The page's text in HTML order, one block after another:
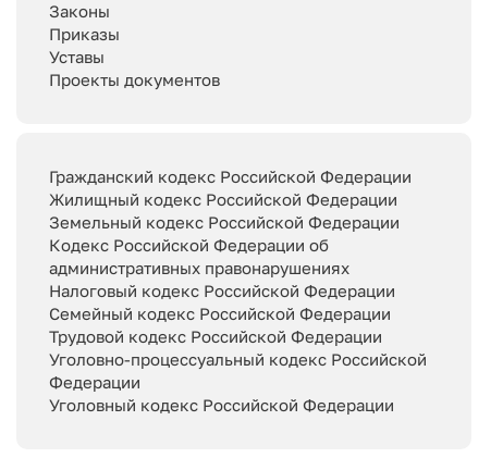
Законы
Приказы
Уставы
Проекты документов
Гражданский кодекс Российской Федерации
Жилищный кодекс Российской Федерации
Земельный кодекс Российской Федерации
Кодекс Российской Федерации об
административных правонарушениях
Налоговый кодекс Российской Федерации
Семейный кодекс Российской Федерации
Трудовой кодекс Российской Федерации
Уголовно-процессуальный кодекс Российской
Федерации
Уголовный кодекс Российской Федерации